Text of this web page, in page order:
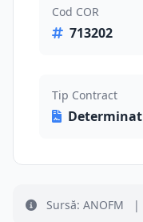
Cod COR
713202
Tip Contract
Determinat
Sursă: ANOFM |